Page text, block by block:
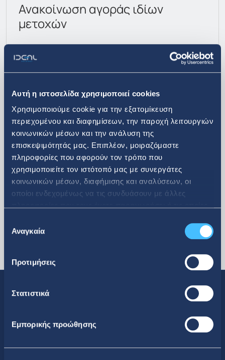
Αυτή η ιστοσελίδα χρησιμοποιεί cookies
Χρησιμοποιούμε cookie για την εξατομίκευση
περιεχομένου και διαφημίσεων, την παροχή λειτουργιών
κοινωνικών μέσων και την ανάλυση της
επισκεψιμότητάς μας. Επιπλέον, μοιραζόμαστε
πληροφορίες που αφορούν τον τρόπο που
χρησιμοποιείτε τον ιστότοπό μας με συνεργάτες
κοινωνικών μέσων, διαφήμισης και αναλύσεων, οι
οποίοι ενδεχομένως να τις συνδυάσουν με άλλες
των υπηρεσιών τους.
συγκατάθεσης
Αναγκαία
Προτιμήσεις
Στατιστικά
Εμπορικής προώθησης
Ανακοίνωση αγοράς ιδίων
μετοχών
περισσότερα
Κοινωνική Δικτύωση